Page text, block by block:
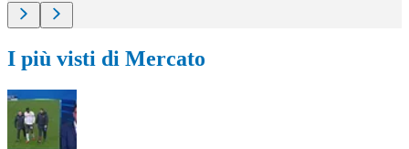
I più visti di Mercato